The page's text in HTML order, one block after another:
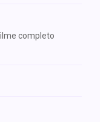
completo